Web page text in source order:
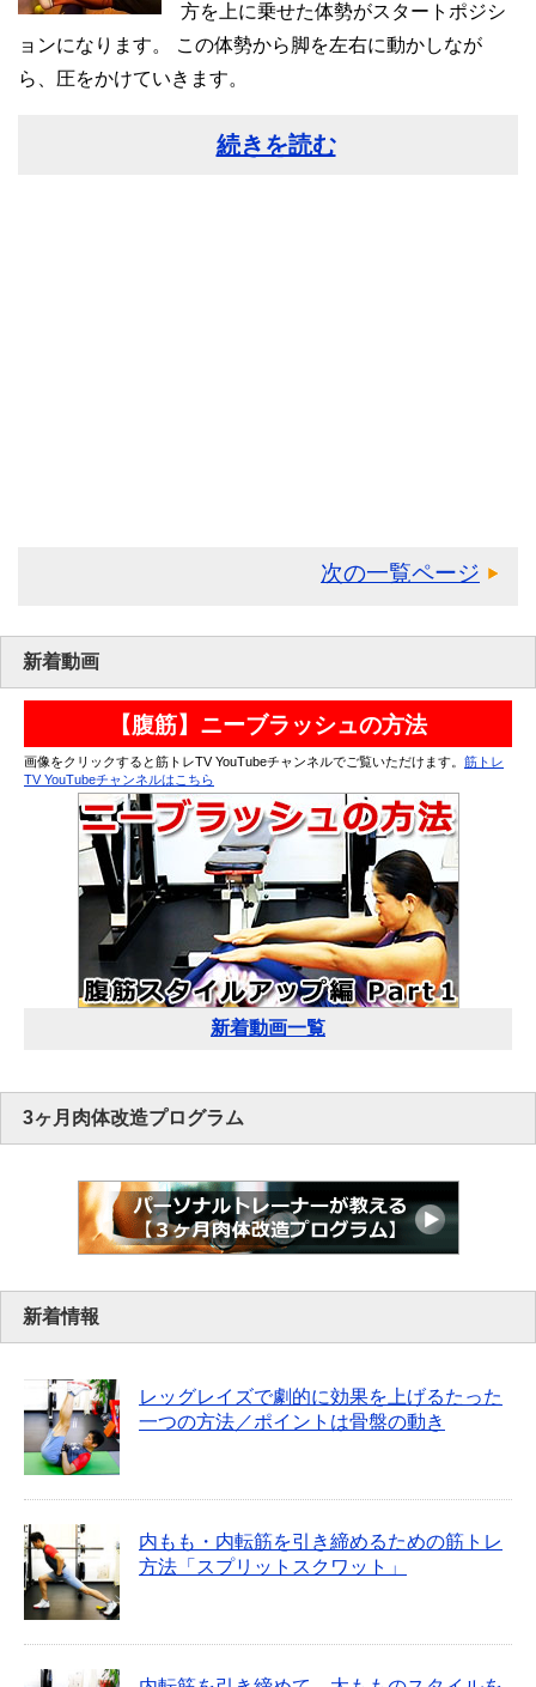
方を上に乗せた体勢がスタートポジシ
ョンになります。 この体勢から脚を左右に動かしなが
ら、圧をかけていきます。
続きを読む
次の一覧ページ
新着動画
【腹筋】ニーブラッシュの方法
画像をクリックすると筋トレTV YouTubeチャンネルでご覧いただけます。 筋トレ
TV YouTubeチャンネルはこちら
新着動画一覧
3ヶ月肉体改造プログラム
新着情報
レッグレイズで劇的に効果を上げるたった
一つの方法／ポイントは骨盤の動き
内もも・内転筋を引き締めるための筋トレ
方法「スプリットスクワット」